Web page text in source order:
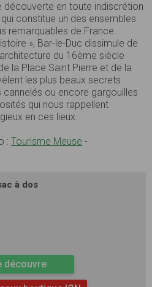
découverte en toute indiscrétion
constitue un des ensembles
remarquables de France.
», Bar-le-Duc dissimule de
du 16ème siècle
la Place Saint Pierre et de la
les plus beaux secrets.
ou encore gargouilles
qui nous rappellent
en ces lieux.
: Tourisme Meuse -
à dos
découvre